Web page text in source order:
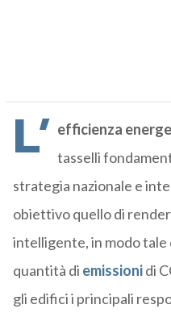
L’ efficienza
tasselli
strategia nazionale e
obiettivo quello di
intelligente, in modo tale
quantità di emissionidi
gli edifici i principali